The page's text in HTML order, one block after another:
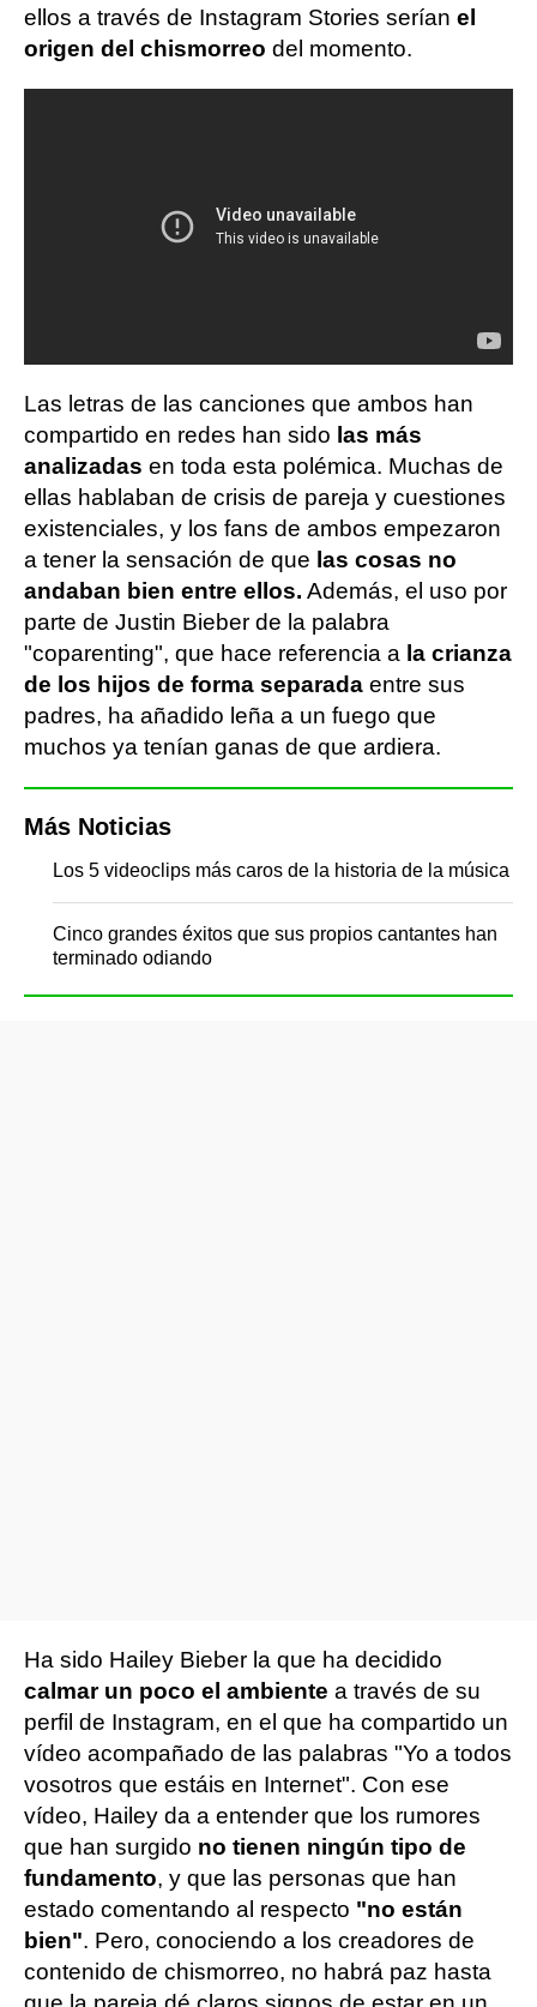
ellos a través de Instagram Stories serían el
origen del chismorreo del momento.
Las letras de las canciones que ambos han
compartido en redes han sido las más
analizadas en toda esta polémica. Muchas de
ellas hablaban de crisis de pareja y cuestiones
existenciales, y los fans de ambos empezaron
a tener la sensación de que las cosas no
andaban bien entre ellos. Además, el uso por
parte de Justin Bieber de la palabra
"coparenting", que hace referencia a la crianza
de los hijos de forma separada entre sus
padres, ha añadido leña a un fuego que
muchos ya tenían ganas de que ardiera.
Más Noticias
Los 5 videoclips más caros de la historia de la música
Cinco grandes éxitos que sus propios cantantes han
terminado odiando
Ha sido Hailey Bieber la que ha decidido
calmar un poco el ambiente a través de su
perfil de Instagram, en el que ha compartido un
vídeo acompañado de las palabras "Yo a todos
vosotros que estáis en Internet". Con ese
vídeo, Hailey da a entender que los rumores
que han surgido no tienen ningún tipo de
fundamento, y que las personas que han
estado comentando al respecto "no están
bien". Pero, conociendo a los creadores de
contenido de chismorreo, no habrá paz hasta